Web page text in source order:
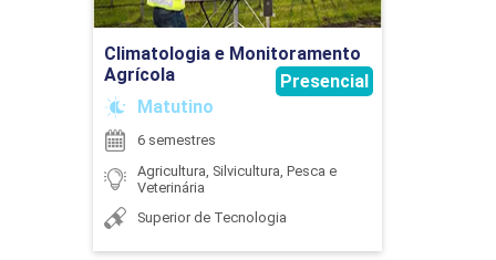
AVICULTURA APLICADA
EDUARDO SILVA GOUVEA
ÉLIDA PATRÍCIA DE SOUZA
Climatologia e Monitoramento
Agrícola
Matutino
Presencial
6 semestres
Agricultura, Silvicultura, Pesca e
Veterinária
Superior de Tecnologia
Ir para Inscrição